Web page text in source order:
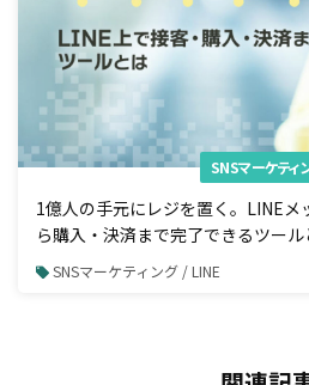
SNSマーケティ
1億人の手元にレジを置く。LINEメ
ら購入・決済まで完了できるツール
SNSマーケティング / LINE